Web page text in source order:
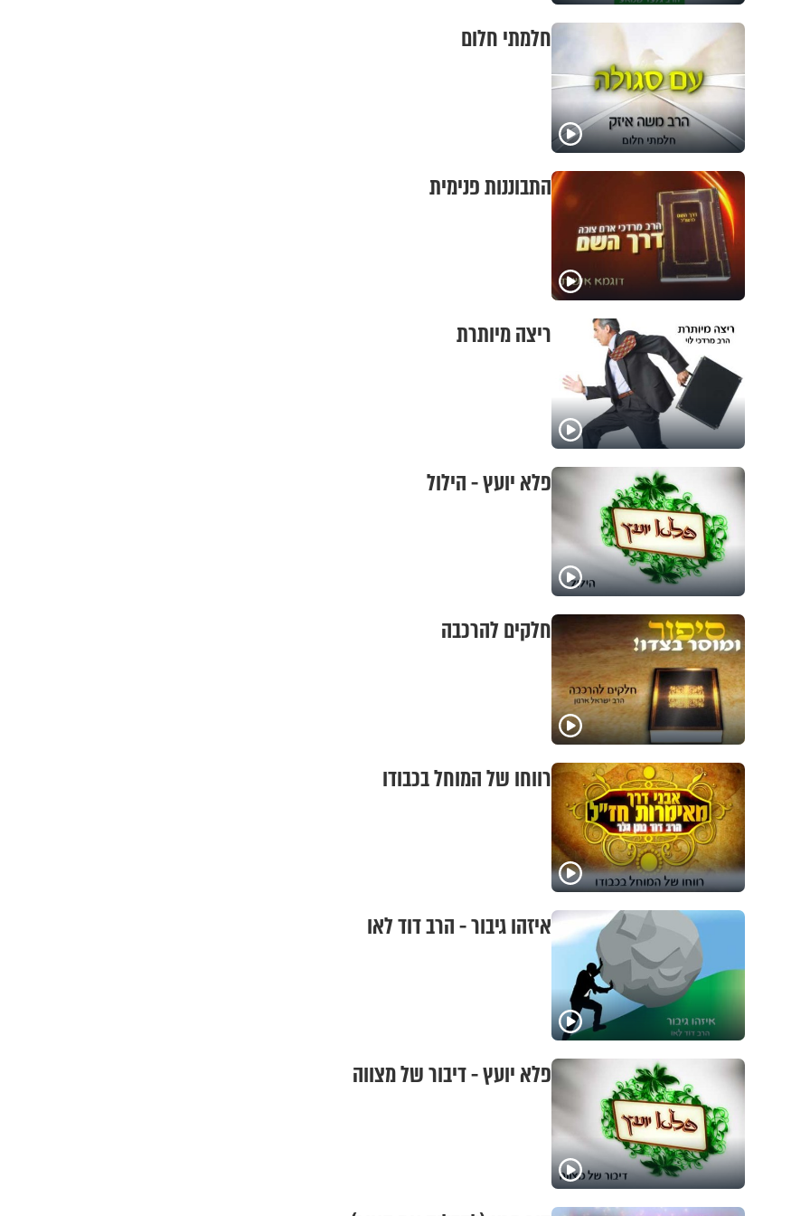
חלמתי חלום
התבוננות פנימית
ריצה מיותרת
פלא יועץ - הילול
חלקים להרכבה
רווחו של המוחל בכבודו
איזהו גיבור - הרב דוד לאו
פלא יועץ - דיבור של מצווה